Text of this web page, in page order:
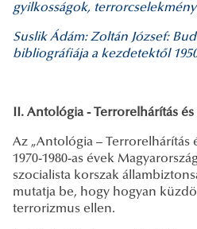
gyilkosságok,
Suslik Ádám: Zoltán József:
bibliográfiája a kezdetektől
II. Antológia - Terrorelhárítás
Az „Antológia – Terrorelhárítás
1970-1980-as évek
szocialista korszak
mutatja be, hogy hogyan
terrorizmus ellen.